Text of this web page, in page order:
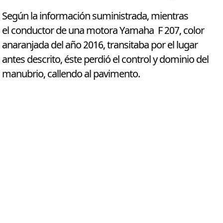
Según la información suministrada, mientras
el conductor de una motora Yamaha F 207, color
anaranjada del año 2016, transitaba por el lugar
antes descrito, éste perdió el control y dominio del
manubrio, callendo al pavimento.